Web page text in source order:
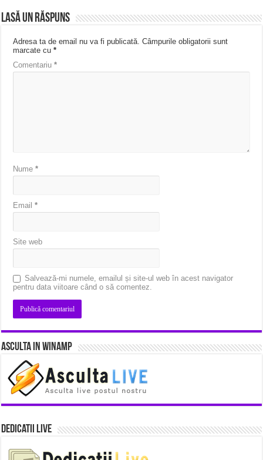
Lasă un răspuns
Adresa ta de email nu va fi publicată. Câmpurile obligatorii sunt
marcate cu*
Comentariu*
Nume*
Email*
Site web
Salvează-mi numele, emailul și site-ul web în acest navigator
pentru data viitoare când o să comentez.
Asculta in Winamp
Dedicatii Live